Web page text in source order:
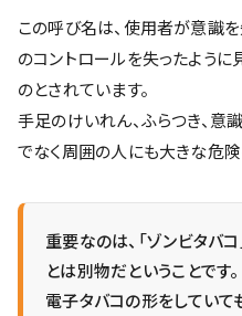
この呼び名は、使用者が意識を
のコントロールを失ったよう
のとされています。
手足のけいれん、ふらつき、
でなく周囲の人にも大きな危険
重要なのは、「ゾンビタバ
とは別物だということです。
電子タバコの形をしていて